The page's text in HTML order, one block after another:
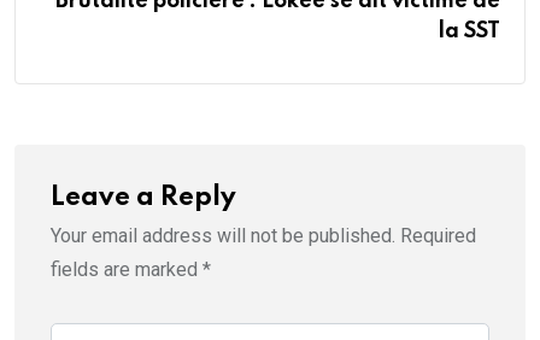
la SST
Leave a Reply
Your email address will not be published. Required
fields are marked *